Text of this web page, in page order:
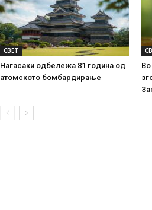
СВЕТ
Нагасаки одбележа 81 година од
атомското бомбардирање